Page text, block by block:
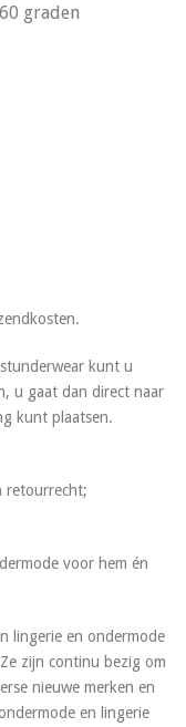
graden
kunt u
u gaat dan direct naar
kunt plaatsen.
retourrecht;
voor hem én
lingerie en ondermode
zijn continu bezig om
nieuwe merken en
en lingerie